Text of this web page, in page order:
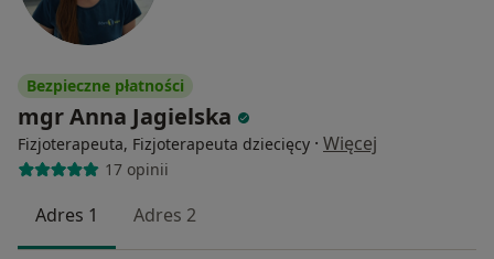
Bezpieczne płatności
mgr Anna Jagielska
Fizjoterapeuta, Fizjoterapeuta dziecięcy · Więcej
17 opinii
Adres 1 Adres 2